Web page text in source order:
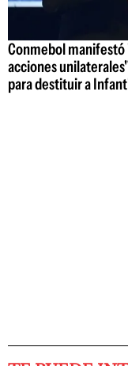
Conmebol
acciones
para destituir a